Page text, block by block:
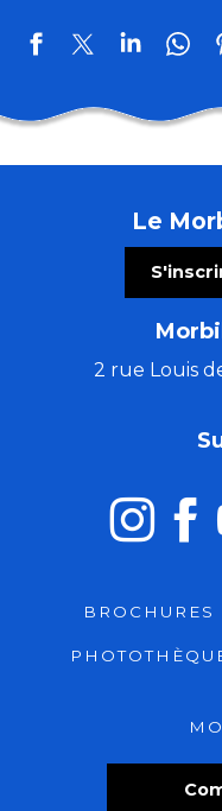
Stage de Danse de
Les Ateliers bois de
Concert musique
La Côte Sauvage :
Stage de tapisserie
Les Ateliers bois de
El Locutorio
Le
2 rue Louis
BROCHURES